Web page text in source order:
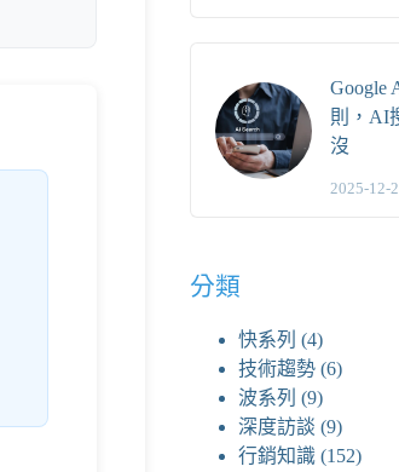
Google
則，AI
沒
2025-12-
分類
快系列 (4)
技術趨勢(6)
波系列 (9)
深度訪談 (9)
行銷知識(152)